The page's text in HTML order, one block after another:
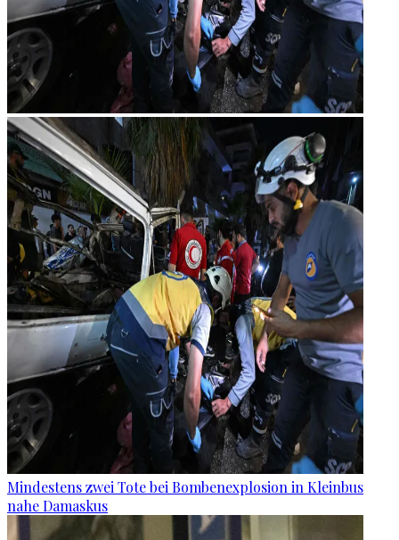
Mindestens zwei Tote bei Bombenexplosion in Kleinbus
nahe Damaskus